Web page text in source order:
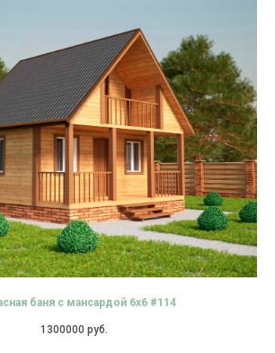
баня с мансардой 6х6 #114
1300000 руб.